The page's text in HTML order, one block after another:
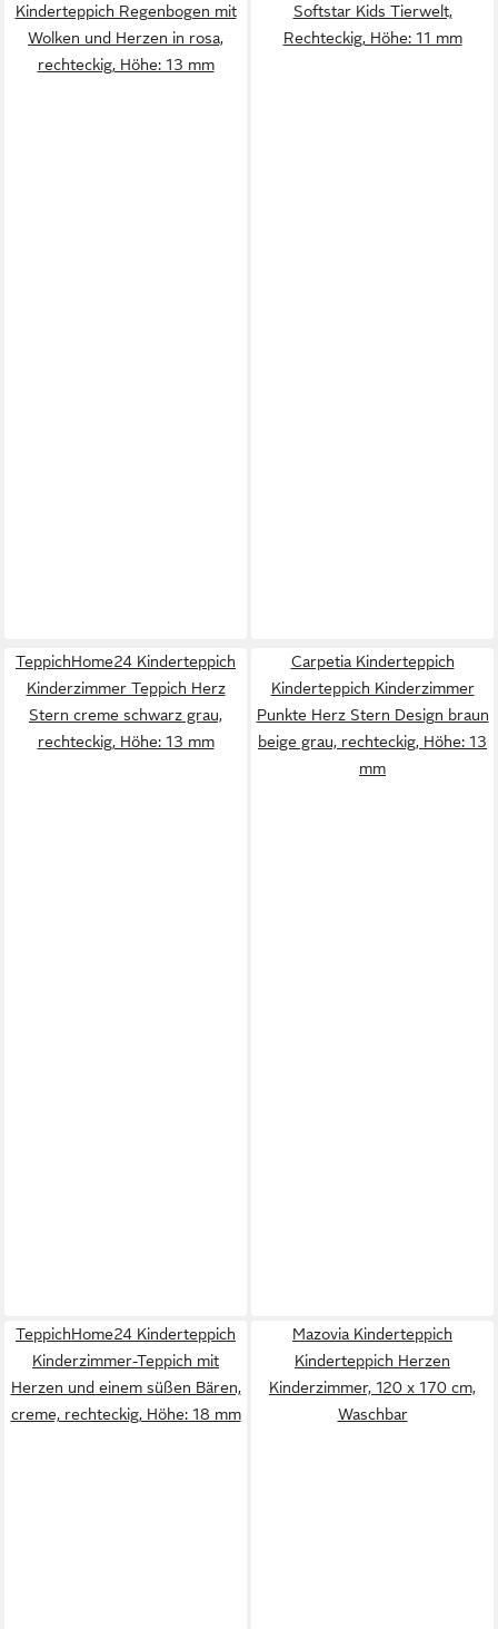
Kinderteppich Regenbogen mit
Wolken und Herzen in rosa,
rechteckig, Höhe: 13 mm
Softstar Kids Tierwelt,
Rechteckig, Höhe: 11 mm
TeppichHome24 Kinderteppich
Kinderzimmer Teppich Herz
Stern creme schwarz grau,
rechteckig, Höhe: 13 mm
Carpetia Kinderteppich
Kinderteppich Kinderzimmer
Punkte Herz Stern Design braun
beige grau, rechteckig, Höhe: 13
mm
TeppichHome24 Kinderteppich
Kinderzimmer-Teppich mit
Herzen und einem süßen Bären,
creme, rechteckig, Höhe: 18 mm
Mazovia Kinderteppich
Kinderteppich Herzen
Kinderzimmer, 120 x 170 cm,
Waschbar